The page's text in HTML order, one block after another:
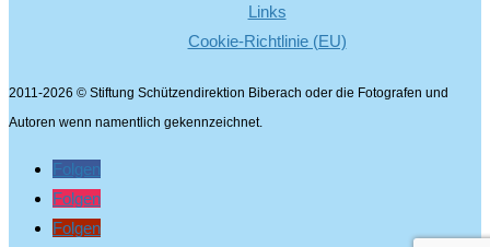
Links
Cookie-Richtlinie (EU)
2011-2026 © Stiftung Schützendirektion Biberach oder die Fotografen und
Autoren wenn namentlich gekennzeichnet.
Folgen
Folgen
Folgen